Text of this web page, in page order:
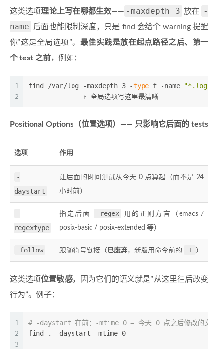
这类选项理论上写在哪都生效—— -maxdepth 3 放在
-
name
后面也能限制深度，只是 find 会给个 warning 提醒
你”这是全局选项”。 最佳实践是放在起点路径之后、第一
个 test 之前，例如：
1
2
find /var/log -maxdepth 3 -type f -name
"*.log"
              ↑ 全局选项写这里最清晰
Positional Options（位置选项）—— 只影响它后面的 tests
选项 作用
-
daystart
让后面的时间测试从今天 0 点算起（而不是 24
小时前）
-
regextype
指定后面 -regex
用的正则方言（emacs /
posix-basic / posix-extended 等）
-follow 跟随符号链接（ 已废弃，新版用命令前的 -L ）
这类选项位置敏感，因为它们的语义就是”从这里往后改变
行为”。例子：
1
2
3
# -daystart 在前：-mtime 0 = 今天 0 点之后修改的文件
find . -daystart -mtime 0